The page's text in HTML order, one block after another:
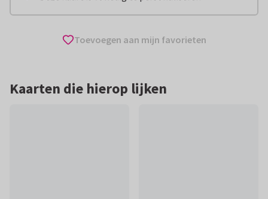
Toevoegen aan mijn favorieten
Kaarten die hierop lijken